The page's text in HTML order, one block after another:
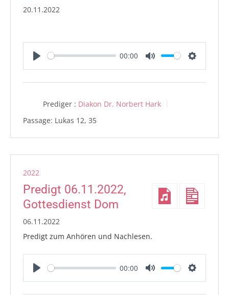
20.11.2022
Play
00:00
Mute Settings
Prediger : Diakon Dr. Norbert Hark
Passage: Lukas 12, 35
2022
Predigt 06.11.2022,
Gottesdienst Dom
06.11.2022
Predigt zum Anhören und Nachlesen.
Play
00:00
Mute Settings